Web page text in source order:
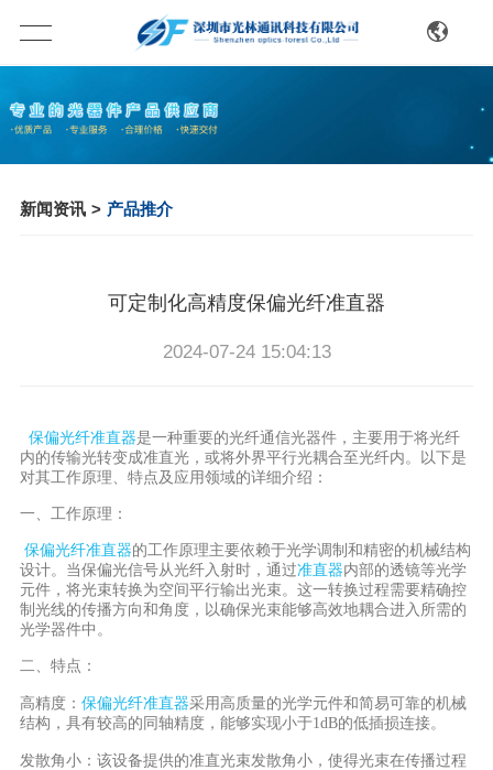
新闻资讯 > 产品推介
可定制化高精度保偏光纤准直器
2024-07-24 15:04:13
保偏光纤准直器是一种重要的光纤通信光器件，主要用于将光纤
内的传输光转变成准直光，或将外界平行光耦合至光纤内。以下是
对其工作原理、特点及应用领域的详细介绍：
一、工作原理：
保偏光纤准直器的工作原理主要依赖于光学调制和精密的机械结构
设计。当保偏光信号从光纤入射时，通过准直器内部的透镜等光学
元件，将光束转换为空间平行输出光束。这一转换过程需要精确控
制光线的传播方向和角度，以确保光束能够高效地耦合进入所需的
光学器件中。
二、特点：
高精度： 保偏光纤准直器采用高质量的光学元件和简易可靠的机械
结构，具有较高的同轴精度，能够实现小于1dB的低插损连接。
发散角小：该设备提供的准直光束发散角小，使得光束在传播过程